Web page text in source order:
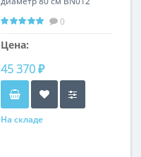
0
Цена:
45 370 ₽
На складе